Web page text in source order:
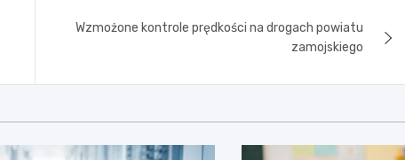
Wzmożone kontrole prędkości na drogach powiatu
zamojskiego